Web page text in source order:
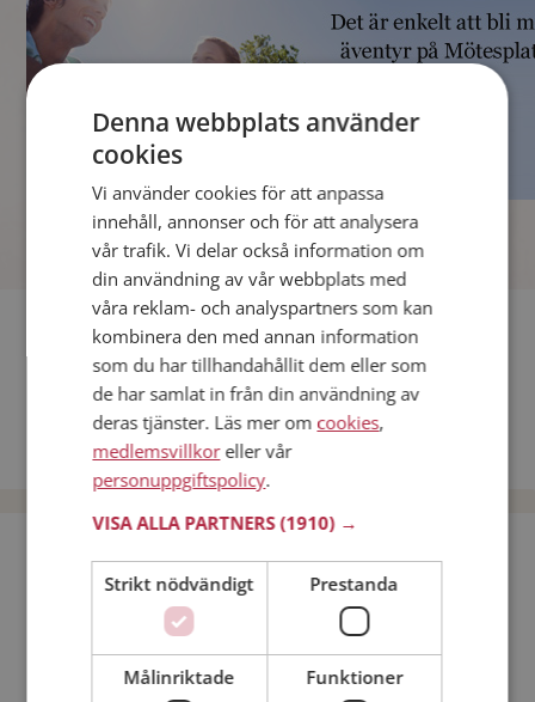
Fler singlar
Andra singlar från Stockholm
Dejta män i Sverige
Dejta kvinnor i Sverige
Bli medlem utan kostnad!
Kvinna
Min ålder:
Denna webbplats använder
cookies
Vi använder cookies för att anpassa
innehåll, annonser och för att analysera
vår trafik. Vi delar också information om
din användning av vår webbplats med
våra reklam- och analyspartners som kan
kombinera den med annan information
som du har tillhandahållit dem eller som
de har samlat in från din användning av
deras tjänster. Läs mer om cookies,
medlemsvillkoreller vår
personuppgiftspolicy.
VISA ALLA PARTNERS(1910) →
Strikt nödvändigt Prestanda
Målinriktade Funktioner